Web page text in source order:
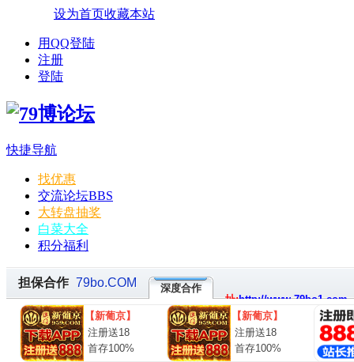
设为首页收藏本站
用QQ登陆
注册
登陆
快捷导航
找优惠
交流论坛BBS
大转盘抽奖
白菜大全
积分福利